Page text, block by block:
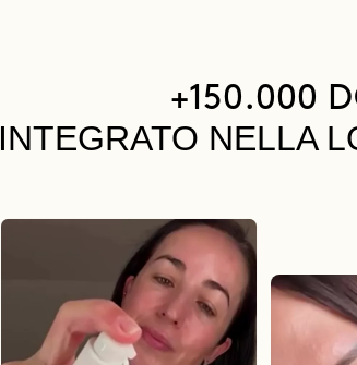
+150.000
INTEGRATO NELLA